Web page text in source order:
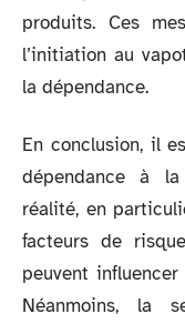
produits. Ces
l’initiation au
la dépendance.
En conclusion, il
dépendance à
réalité, en
facteurs de
peuvent
Néanmoins, la